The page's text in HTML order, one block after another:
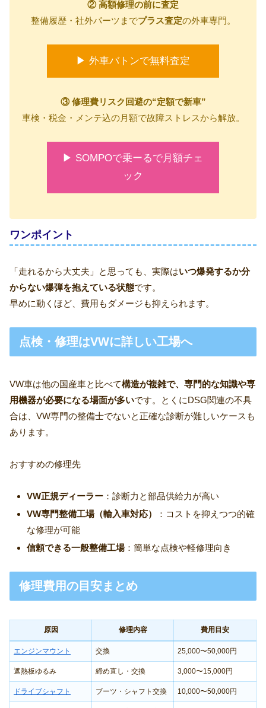
② 高額修理の前に査定
整備履歴・社外パーツまでプラス査定の外車専門。
▶ 外車バトンで無料査定
③ 修理費リスク回避の“定額で新車”
車検・税金・メンテ込の月額で故障ストレスから解放。
▶ SOMPOで乗ーるで月額チェ
ック
ワンポイント
「走れるから大丈夫」と思っても、実際はいつ爆発するか分
からない爆弾を抱えている状態です。
早めに動くほど、費用もダメージも抑えられます。
点検・修理はVWに詳しい工場へ
VW車は他の国産車と比べて構造が複雑で、専門的な知識や専
用機器が必要になる場面が多いです。とくにDSG関連の不具
合は、VW専門の整備士でないと正確な診断が難しいケースも
あります。
おすすめの修理先
VW正規ディーラー ：診断力と部品供給力が高い
VW専門整備工場（輸入車対応）
：コストを抑えつつ的確
な修理が可能
信頼できる一般整備工場：簡単な点検や軽修理向き
修理費用の目安まとめ
原因 修理内容 費用目安
エンジンマウント 交換 25,000〜50,000円
遮熱板ゆるみ 締め直し・交換 3,000〜15,000円
ドライブシャフト ブーツ・シャフト交換 10,000〜50,000円